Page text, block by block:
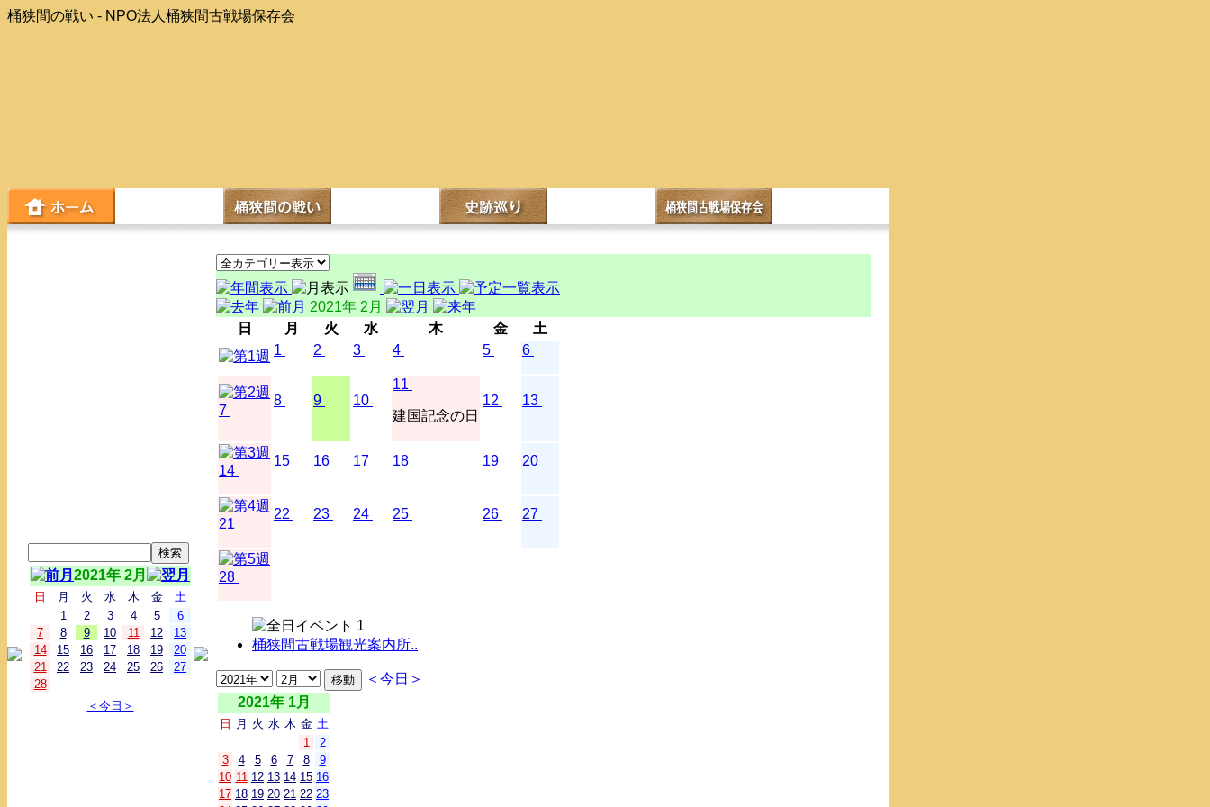
桶狭間の戦い - NPO法人桶狭間古戦場保存会
2021年 2月
日 月 火 水 木 金
土
1
2 3 4 5
6
7
8 9 10 11 12
13
14
15 16 17 18 19
20
21
22 23 24 25 26
27
28
＜今日＞
2021年 2月
日
月 火 水 木 金
土
1
2 3 4 5 6
7
8 9 10
11
建国記念の日
12 13
14
15 16 17 18 19 20
21
22 23 24 25 26 27
28
桶狭間古戦場観光案内所..
＜今日＞
2021年 1月
日 月 火 水 木 金 土
1
2
3
4 5 6 7 8
9
10 11 12 13 14 15 16
17 18 19 20 21 22 23